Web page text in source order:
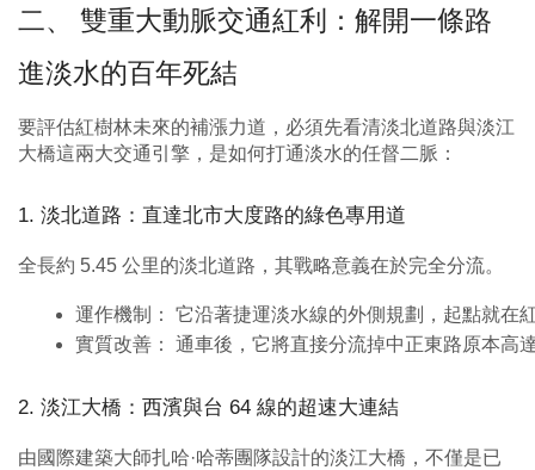
二、 雙重大動脈交通紅利：解開一條路
進淡水的百年死結
要評估紅樹林未來的補漲力道，必須先看清淡北道路與淡江
大橋這兩大交通引擎，是如何打通淡水的任督二脈：
1. 淡北道路：直達北市大度路的綠色專用道
全長約 5.45 公里的淡北道路，其戰略意義在於完全分流。
運作機制： 它沿著捷運淡水線的外側規劃，起點就在
實質改善： 通車後，它將直接分流掉中正東路原本高
2. 淡江大橋：西濱與台 64 線的超速大連結
由國際建築大師扎哈·哈蒂團隊設計的淡江大橋，不僅是已